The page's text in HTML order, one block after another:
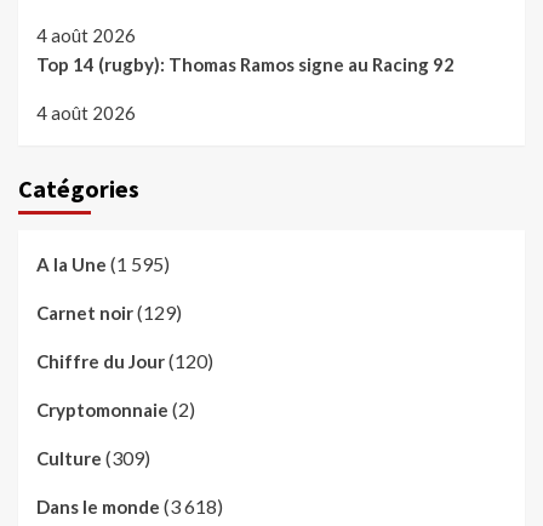
4 août 2026
Top 14 (rugby): Thomas Ramos signe au Racing 92
4 août 2026
Catégories
A la Une (1 595)
Carnet noir(129)
Chiffre du Jour(120)
Cryptomonnaie (2)
Culture (309)
Dans le monde (3 618)